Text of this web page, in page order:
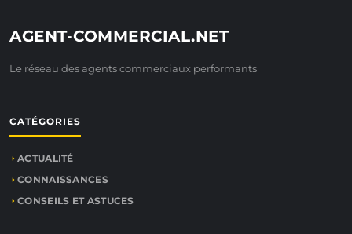
AGENT-COMMERCIAL.NET
Le réseau des agents commerciaux performants
CATÉGORIES
ACTUALITÉ
CONNAISSANCES
CONSEILS ET ASTUCES